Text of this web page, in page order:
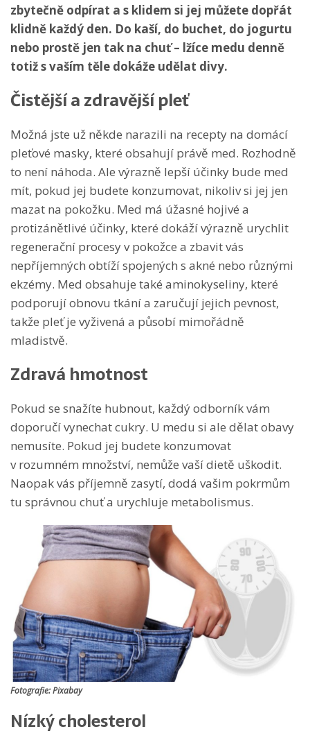
zbytečně odpírat a s klidem si jej můžete dopřát
klidně každý den. Do kaší, do buchet, do jogurtu
nebo prostě jen tak na chuť – lžíce medu denně
totiž s vaším těle dokáže udělat divy.
Čistější a zdravější pleť
Možná jste už někde narazili na recepty na domácí
pleťové masky, které obsahují právě med. Rozhodně
to není náhoda. Ale výrazně lepší účinky bude med
mít, pokud jej budete konzumovat, nikoliv si jej jen
mazat na pokožku. Med má úžasné hojivé a
protizánětlivé účinky, které dokáží výrazně urychlit
regenerační procesy v pokožce a zbavit vás
nepříjemných obtíží spojených s akné nebo různými
ekzémy. Med obsahuje také aminokyseliny, které
podporují obnovu tkání a zaručují jejich pevnost,
takže pleť je vyživená a působí mimořádně
mladistvě.
Zdravá hmotnost
Pokud se snažíte hubnout, každý odborník vám
doporučí vynechat cukry. U medu si ale dělat obavy
nemusíte. Pokud jej budete konzumovat
v rozumném množství, nemůže vaší dietě uškodit.
Naopak vás příjemně zasytí, dodá vašim pokrmům
tu správnou chuť a urychluje metabolismus.
Fotografie: Pixabay
Nízký cholesterol